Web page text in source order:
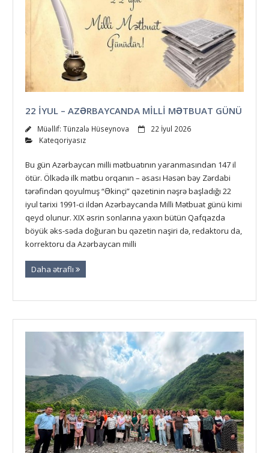
22 IYUL – AZƏRBAYCANDA MILLI MƏTBUAT GÜNÜ
Müəllif: Tünzalə Hüseynova
22 İyul 2026
Kateqoriyasız
Bu gün Azərbaycan milli mətbuatının yaranmasından 147 il
ötür. Ölkədə ilk mətbu orqanın – əsası Həsən bəy Zərdabi
tərəfindən qoyulmuş “Əkinçi” qəzetinin nəşrə başladığı 22
iyul tarixi 1991-ci ildən Azərbaycanda Milli Mətbuat günü kimi
qeyd olunur. XIX əsrin sonlarına yaxın bütün Qafqazda
böyük əks-səda doğuran bu qəzetin naşiri də, redaktoru da,
korrektoru da Azərbaycan milli
Daha ətraflı